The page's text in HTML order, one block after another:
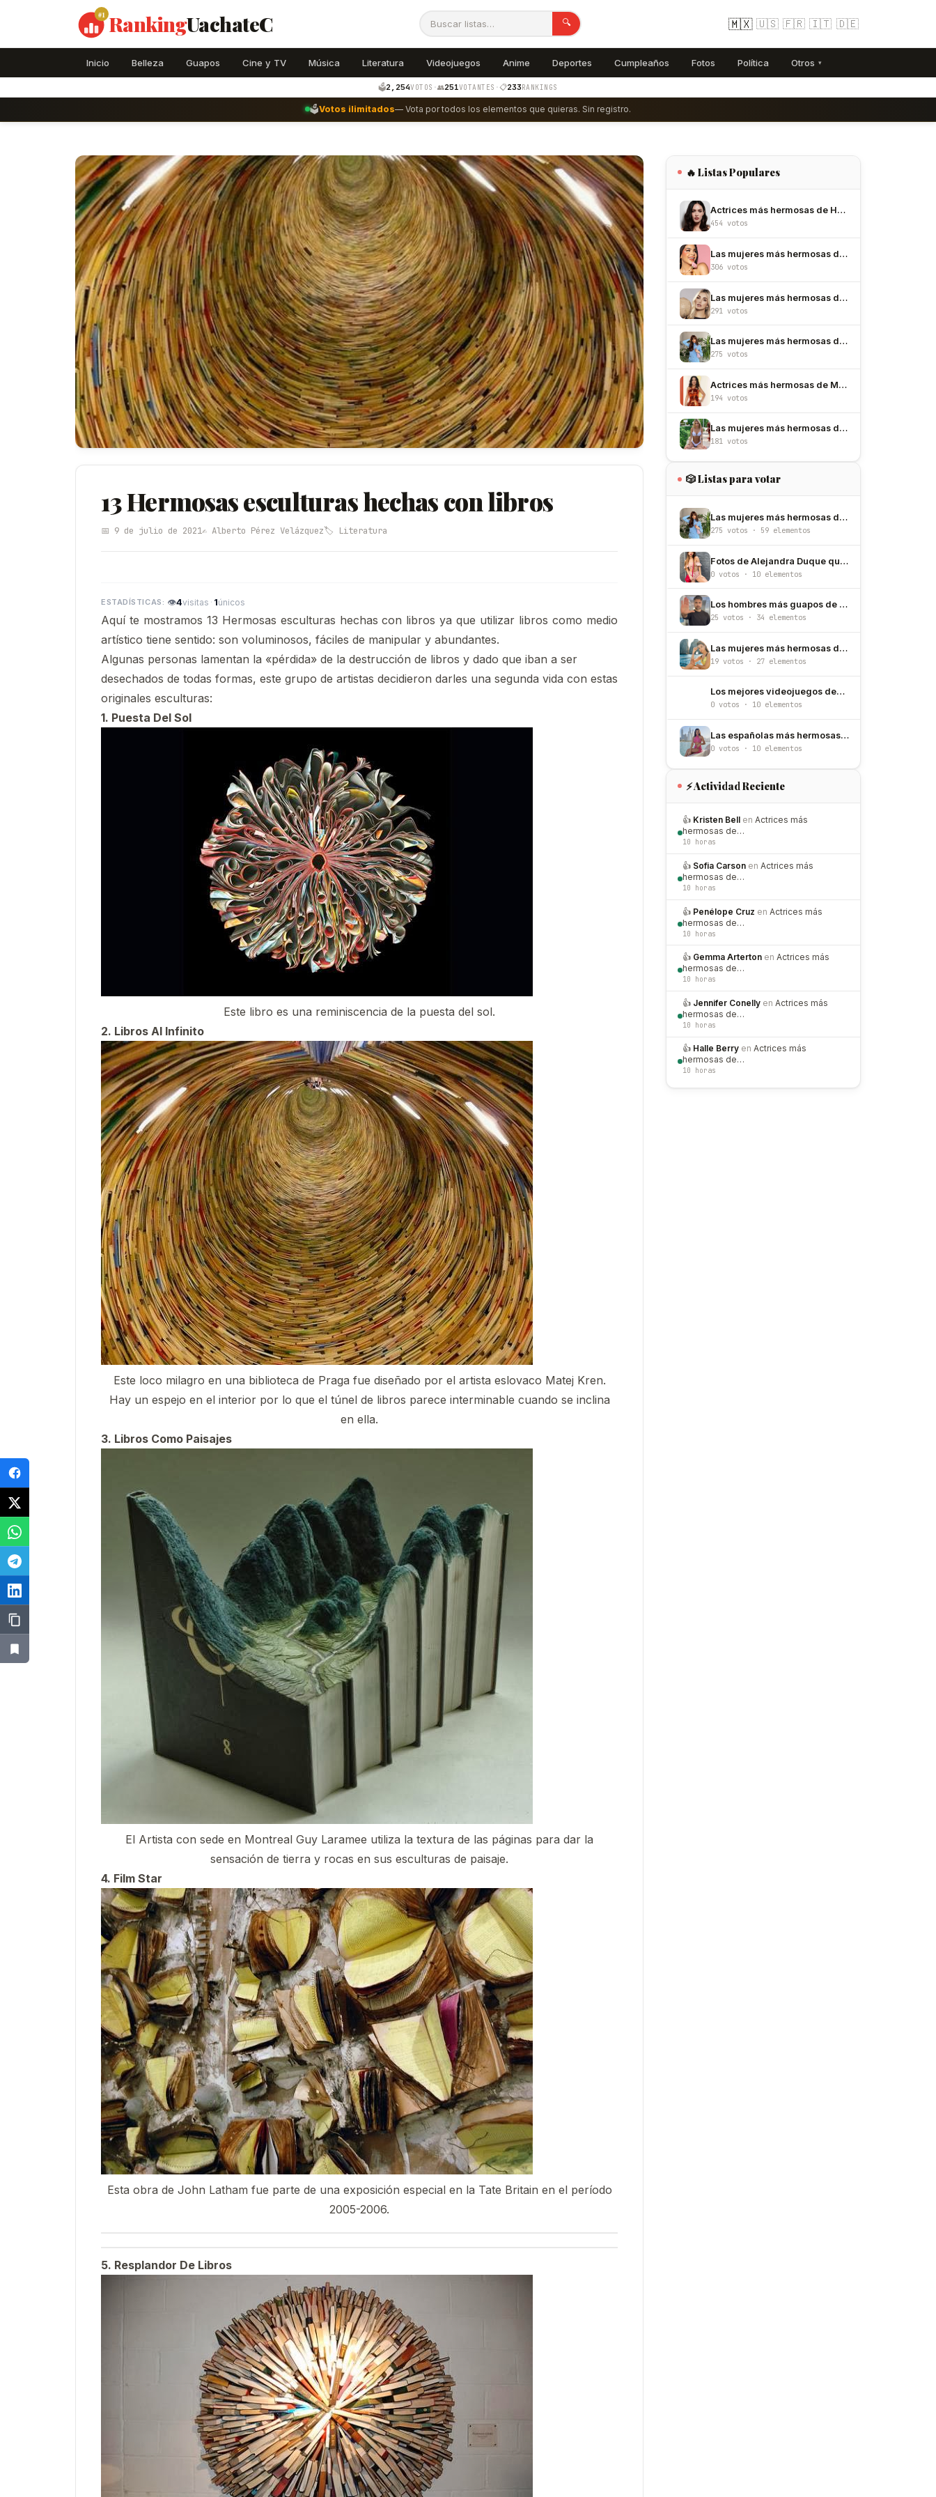
#1 RankingUachateC 🔍 🇲🇽 🇺🇸 🇫🇷 🇮🇹 🇩🇪
Inicio Belleza Guapos Cine y TV Música Literatura Videojuegos Anime Deportes Cumpleaños Fotos Política Otros ▾
🗳️2,254VOTOS ·👥251VOTANTES ·📋233RANKINGS
🗳️Votos ilimitados— Vota por todos los elementos que quieras. Sin registro.
13 Hermosas esculturas hechas con libros
📅 9 de julio de 2021✍️ Alberto Pérez Velázquez🏷️ Literatura
👁4visitas · 1únicos
Aquí te mostramos 13 Hermosas esculturas hechas con libros ya que utilizar libros como medio
artístico tiene sentido: son voluminosos, fáciles de manipular y abundantes.
Algunas personas lamentan la «pérdida» de la destrucción de libros y dado que iban a ser
desechados de todas formas, este grupo de artistas decidieron darles una segunda vida con estas
originales esculturas:
1. Puesta Del Sol
Este libro es una reminiscencia de la puesta del sol.
2. Libros Al Infinito
Este loco milagro en una biblioteca de Praga fue diseñado por el artista eslovaco Matej Kren.
Hay un espejo en el interior por lo que el túnel de libros parece interminable cuando se inclina
en ella.
3. Libros Como Paisajes
El Artista con sede en Montreal Guy Laramee utiliza la textura de las páginas para dar la
sensación de tierra y rocas en sus esculturas de paisaje.
4. Film Star
Esta obra de John Latham fue parte de una exposición especial en la Tate Britain en el período
2005-2006.
5. Resplandor De Libros
🔥 Listas Populares
Actrices más hermosas de Hollywood
454 votos
Las mujeres más hermosas de México
306 votos
Las mujeres más hermosas de Colombia
291 votos
Las mujeres más hermosas de España
275 votos
Actrices más hermosas de México
194 votos
Las mujeres más hermosas de Argentina
181 votos
🎲 Listas para votar
Las mujeres más hermosas de España
275 votos · 59 elementos
Fotos de Alejandra Duque que confirman que es de las más bellas de Colombia
0 votos · 10 elementos
Los hombres más guapos de México
25 votos · 34 elementos
Las mujeres más hermosas de Italia
19 votos · 27 elementos
Los mejores videojuegos desarrollados por Satoru Iwata
0 votos · 10 elementos
Las españolas más hermosas de Instagram
0 votos · 10 elementos
⚡ Actividad Reciente
👍 Kristen Bell en Actrices más
hermosas de…
10 horas
👍 Sofia Carson en Actrices más
hermosas de…
10 horas
👍 Penélope Cruz en Actrices más
hermosas de…
10 horas
👍 Gemma Arterton en Actrices más
hermosas de…
10 horas
👍 Jennifer Conelly en Actrices más
hermosas de…
10 horas
👍 Halle Berry en Actrices más
hermosas de…
10 horas